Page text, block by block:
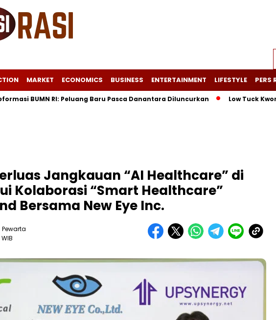
MARKET ECONOMICS BUSINESS ENTERTAINMENT LIFESTYLE PERS
RI: Peluang Baru Pasca Danantara Diluncurkan Low Tuck Kwong
Jangkauan “AI Healthcare” di
Kolaborasi “Smart Healthcare”
Bersama New Eye Inc.